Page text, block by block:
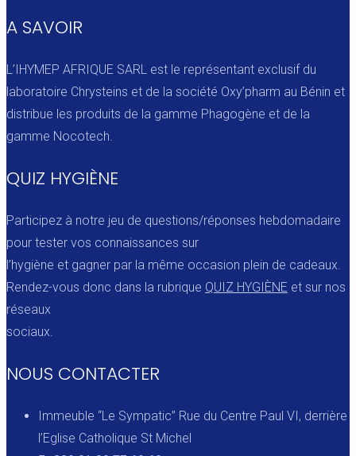
A SAVOIR
L’IHYMEP AFRIQUE SARL est le représentant exclusif du
laboratoire Chrysteins et de la société Oxy’pharm au Bénin et
distribue les produits de la gamme Phagogène et de la
gamme Nocotech.
QUIZ HYGIÈNE
Participez à notre jeu de questions/réponses hebdomadaire
pour tester vos connaissances sur
l’hygiène et gagner par la même occasion plein de cadeaux.
Rendez-vous donc dans la rubrique QUIZ HYGIÈNE et sur nos
réseaux
sociaux.
NOUS CONTACTER
Immeuble “Le Sympatic” Rue du Centre Paul VI, derrière
l’Eglise Catholique St Michel